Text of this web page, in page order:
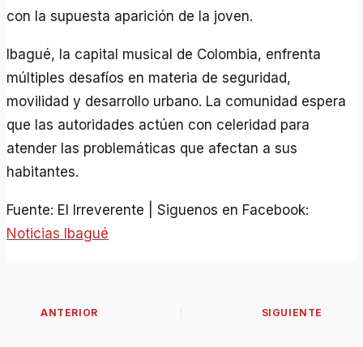
con la supuesta aparición de la joven.
Ibagué, la capital musical de Colombia, enfrenta
múltiples desafíos en materia de seguridad,
movilidad y desarrollo urbano. La comunidad espera
que las autoridades actúen con celeridad para
atender las problemáticas que afectan a sus
habitantes.
Fuente: El Irreverente | Siguenos en Facebook:
Noticias Ibagué